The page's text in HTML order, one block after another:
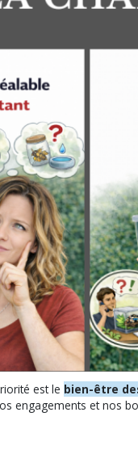
est le bien-être
engagements et nos